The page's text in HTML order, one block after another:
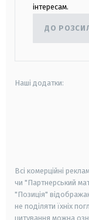
інтересам.
ДО
Наші додатки:
Всі комерційні
чи "Партнерський
"Позиція"
не поділяти їхніх
цитування можна